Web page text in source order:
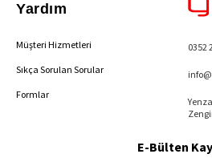
Yardım
Müşteri Hizmetleri
Sıkça Sorulan Sorular
Formlar
0352
E-Bülten